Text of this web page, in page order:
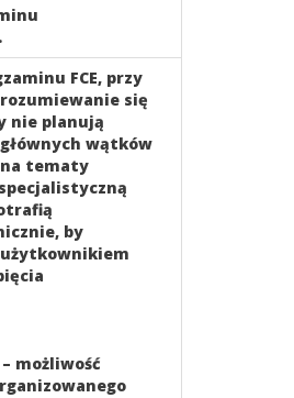
FCE, przy
się
nie planują
wątków
na tematy
by
możliwość